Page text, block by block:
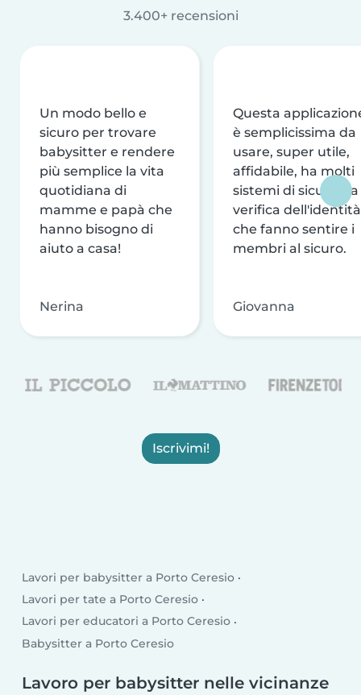
3.400+ recensioni
Un modo bello e
sicuro per trovare
babysitter e rendere
più semplice la vita
quotidiana di
mamme e papà che
hanno bisogno di
aiuto a casa!
Nerina
Questa
è semplicissima da
usare, super utile,
affidabile, ha molti
sistemi di sicurezza
verifica dell'identità
che fanno sentire i
membri al sicuro.
Giovanna
Iscrivimi!
Lavori per babysitter a Porto Ceresio
Lavori per tate a Porto Ceresio
Lavori per educatori a Porto Ceresio
Babysitter a Porto Ceresio
Lavoro per babysitter nelle vicinanze